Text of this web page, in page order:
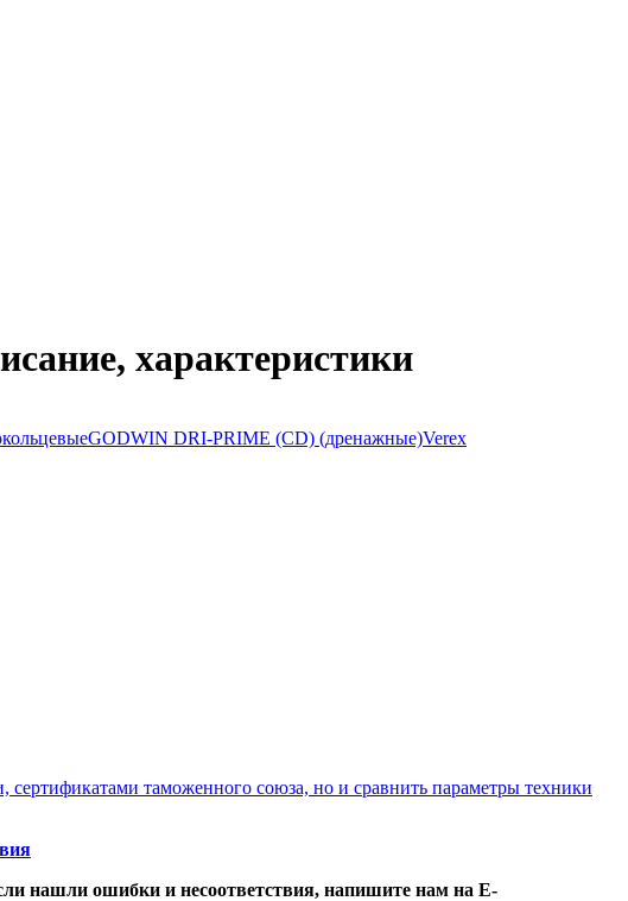
характеристики
GODWIN DRI-PRIME (CD) (дренажные)Verex
сертификатами таможенного союза, но и сравнить параметры техники
нашли ошибки и несоответствия, напишите нам на E-